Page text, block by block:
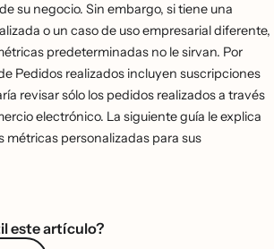
su negocio. Sin embargo, si tiene una
o un caso de uso empresarial diferente,
predeterminadas no le sirvan. Por
Pedidos realizados incluyen suscripciones
revisar sólo los pedidos realizados a través
electrónico. La siguiente guía le explica
métricas personalizadas para sus
este artículo?